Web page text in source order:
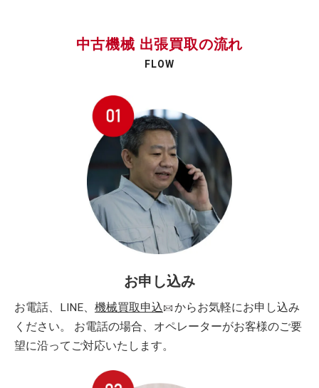
中古機械 出張買取の流れ
FLOW
お申し込み
お電話、LINE、 機械買取申込
からお気軽にお申し込み
ください。 お電話の場合、オペレーターがお客様のご要
望に沿ってご対応いたします。